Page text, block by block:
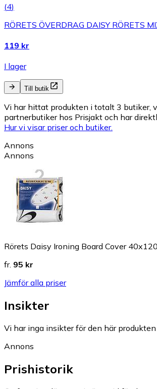
(4)
RÖRETS ÖVERDRAG DAISY RÖRETS
119 kr
I lager
Till butik
Vi har hittat produkten i totalt 3 butiker,
partnerbutiker hos Prisjakt och har
Hur vi visar priser och butiker.
Annons
Annons
Rörets Daisy Ironing Board Cover
fr. 95 kr
Jämför alla priser
Insikter
Vi har inga insikter för den här produkten
Annons
Prishistorik